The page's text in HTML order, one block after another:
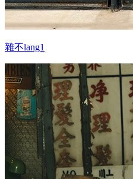
雜不lang1